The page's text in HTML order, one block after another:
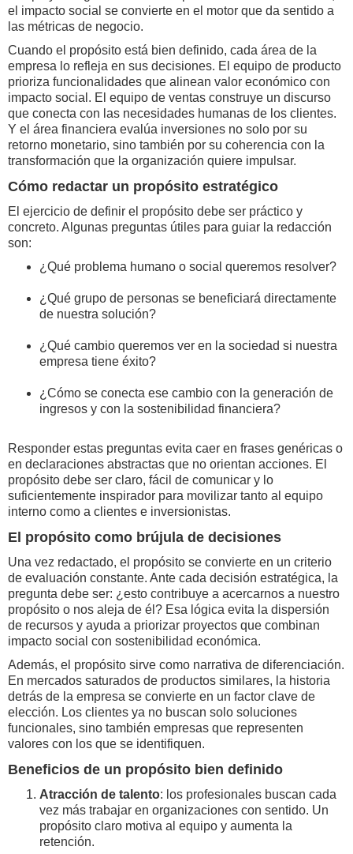
el impacto social se convierte en el motor que da sentido a
las métricas de negocio.
Cuando el propósito está bien definido, cada área de la
empresa lo refleja en sus decisiones. El equipo de producto
prioriza funcionalidades que alinean valor económico con
impacto social. El equipo de ventas construye un discurso
que conecta con las necesidades humanas de los clientes.
Y el área financiera evalúa inversiones no solo por su
retorno monetario, sino también por su coherencia con la
transformación que la organización quiere impulsar.
Cómo redactar un propósito estratégico
El ejercicio de definir el propósito debe ser práctico y
concreto. Algunas preguntas útiles para guiar la redacción
son:
¿Qué problema humano o social queremos resolver?
¿Qué grupo de personas se beneficiará directamente
de nuestra solución?
¿Qué cambio queremos ver en la sociedad si nuestra
empresa tiene éxito?
¿Cómo se conecta ese cambio con la generación de
ingresos y con la sostenibilidad financiera?
Responder estas preguntas evita caer en frases genéricas o
en declaraciones abstractas que no orientan acciones. El
propósito debe ser claro, fácil de comunicar y lo
suficientemente inspirador para movilizar tanto al equipo
interno como a clientes e inversionistas.
El propósito como brújula de decisiones
Una vez redactado, el propósito se convierte en un criterio
de evaluación constante. Ante cada decisión estratégica, la
pregunta debe ser: ¿esto contribuye a acercarnos a nuestro
propósito o nos aleja de él? Esa lógica evita la dispersión
de recursos y ayuda a priorizar proyectos que combinan
impacto social con sostenibilidad económica.
Además, el propósito sirve como narrativa de diferenciación.
En mercados saturados de productos similares, la historia
detrás de la empresa se convierte en un factor clave de
elección. Los clientes ya no buscan solo soluciones
funcionales, sino también empresas que representen
valores con los que se identifiquen.
Beneficios de un propósito bien definido
Atracción de talento: los profesionales buscan cada
vez más trabajar en organizaciones con sentido. Un
propósito claro motiva al equipo y aumenta la
retención.